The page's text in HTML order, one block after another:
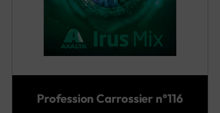
Profession Carrossier n°116